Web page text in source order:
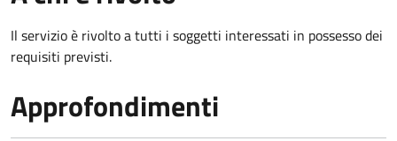
Il servizio è rivolto a tutti i soggetti interessati in possesso dei
requisiti previsti.
Approfondimenti